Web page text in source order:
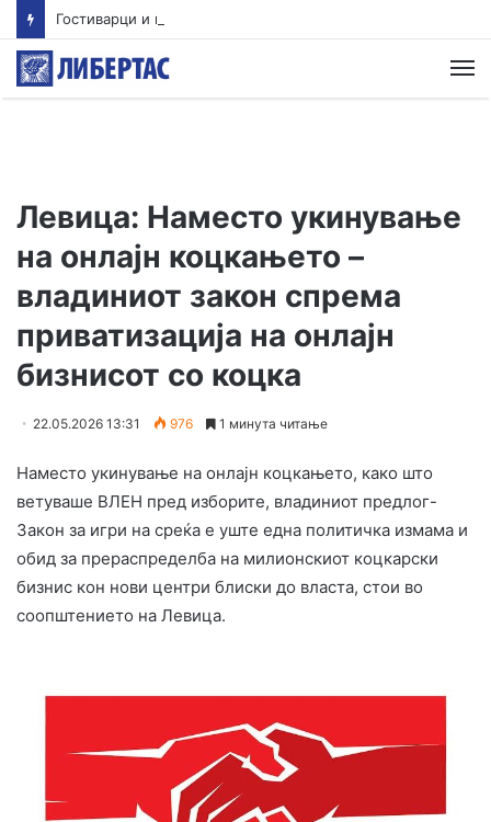
Гостиварци и натаму без пивка вода
Левица: Наместо укинување
на онлајн коцкањето –
владиниот закон спрема
приватизација на онлајн
бизнисот со коцка
22.05.2026 13:31 976 1 минута читање
Наместо укинување на онлајн коцкањето, како што
ветуваше ВЛЕН пред изборите, владиниот предлог-
Закон за игри на среќа е уште една политичка измама и
обид за прераспределба на милионскиот коцкарски
бизнис кон нови центри блиски до власта, стои во
соопштението на Левица.